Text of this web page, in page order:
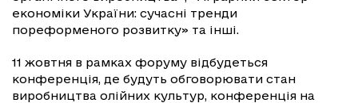
економіки України: сучасні тренди
пореформеного розвитку» та інші.
11 жовтня в рамках форуму відбудеться
конференція, де будуть обговорювати стан
виробництва олійних культур, конференція на